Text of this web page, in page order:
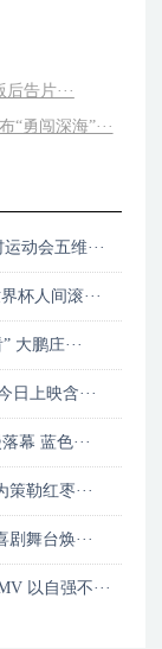
告片···
“勇闯深海”···
动会五维···
杯人间滚···
大鹏庄···
上映含···
幕 蓝色···
勒红枣···
舞台焕···
以自强不···